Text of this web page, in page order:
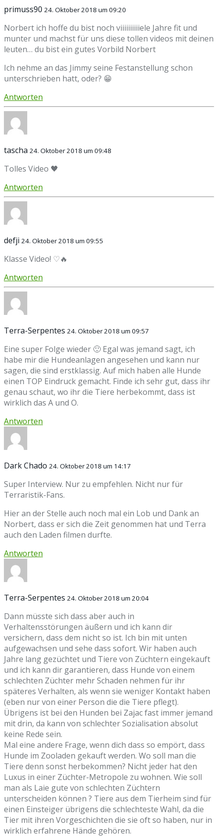
primuss90 24. Oktober 2018 um 09:20
Norbert ich hoffe du bist noch viiiiiiiiiiele Jahre fit und
munter und machst für uns diese tollen videos mit deinen
leuten… du bist ein gutes Vorbild Norbert
Ich nehme an das Jimmy seine Festanstellung schon
unterschrieben hatt, oder? 😁
Antworten
tascha 24. Oktober 2018 um 09:48
Tolles Video 🖤
Antworten
defji 24. Oktober 2018 um 09:55
Klasse Video! ♡🔥
Antworten
Terra-Serpentes 24. Oktober 2018 um 09:57
Eine super Folge wieder 🙂 Egal was jemand sagt, ich
habe mir die Hundeanlagen angesehen und kann nur
sagen, die sind erstklassig. Auf mich haben alle Hunde
einen TOP Eindruck gemacht. Finde ich sehr gut, dass ihr
genau schaut, wo ihr die Tiere herbekommt, dass ist
wirklich das A und O.
Antworten
Dark Chado 24. Oktober 2018 um 14:17
Super Interview. Nur zu empfehlen. Nicht nur für
Terraristik-Fans.
Hier an der Stelle auch noch mal ein Lob und Dank an
Norbert, dass er sich die Zeit genommen hat und Terra
auch den Laden filmen durfte.
Antworten
Terra-Serpentes 24. Oktober 2018 um 20:04
Dann müsste sich dass aber auch in
Verhaltensstörungen äußern und ich kann dir
versichern, dass dem nicht so ist. Ich bin mit unten
aufgewachsen und sehe dass sofort. Wir haben auch
Jahre lang gezüchtet und Tiere von Züchtern eingekauft
und ich kann dir garantieren, dass Hunde von einem
schlechten Züchter mehr Schaden nehmen für ihr
späteres Verhalten, als wenn sie weniger Kontakt haben
(eben nur von einer Person die die Tiere pflegt).
Übrigens ist bei den Hunden bei Zajac fast immer jemand
mit drin, da kann von schlechter Sozialisation absolut
keine Rede sein.
Mal eine andere Frage, wenn dich dass so empört, dass
Hunde im Zooladen gekauft werden. Wo soll man die
Tiere denn sonst herbekommen? Nicht jeder hat den
Luxus in einer Züchter-Metropole zu wohnen. Wie soll
man als Laie gute von schlechten Züchtern
unterscheiden können ? Tiere aus dem Tierheim sind für
einen Einsteiger übrigens die schlechteste Wahl, da die
Tier mit ihren Vorgeschichten die sie oft so haben, nur in
wirklich erfahrene Hände gehören.